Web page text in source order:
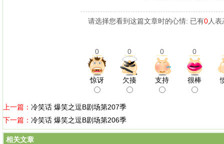
请选择您看到这篇文章时的心情: 已有0人
0 0 0 0
惊讶 欠揍 支持 很棒
上一篇： 冷笑话 爆笑之逗B剧场第207季
下一篇： 冷笑话 爆笑之逗B剧场第206季
相关文章